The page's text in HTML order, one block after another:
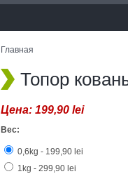
Главная
Топор
Цена: 199,90 lei
Вес:
0,6kg - 199,90 lei
1kg - 299,90 lei